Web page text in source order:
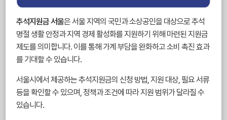
추석지원금 서울은 서울 지역의 국민과 소상공인을 대상으로 추석
명절 생활 안정과 지역 경제 활성화를 지원하기 위해 마련된 지원금
제도를 의미합니다. 이를 통해 가계 부담을 완화하고 소비 촉진 효과
를 기대할 수 있습니다.
서울시에서 제공하는 추석지원금의 신청 방법, 지원 대상, 필요 서류
등을 확인할 수 있으며, 정책과 조건에 따라 지원 범위가 달라질 수
있습니다.